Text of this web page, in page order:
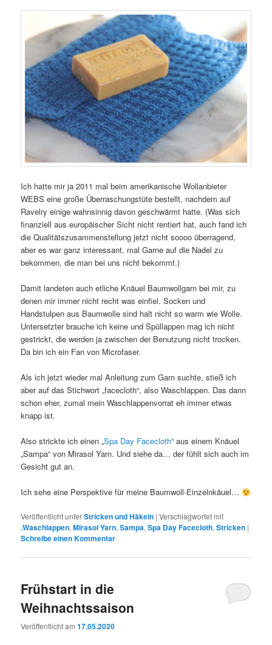
Ich hatte mir ja 2011 mal beim amerikanische Wollanbieter
WEBS eine große Überraschungstüte bestellt, nachdem auf
Ravelry einige wahnsinnig davon geschwärmt hatte. (Was sich
finanziell aus europäischer Sicht nicht rentiert hat, auch fand ich
die Qualitätszusammenstellung jetzt nicht soooo überragend,
aber es war ganz interessant, mal Garne auf die Nadel zu
bekommen, die man bei uns nicht bekommt.)
Damit landeten auch etliche Knäuel Baumwollgarn bei mir, zu
denen mir immer nicht recht was einfiel. Socken und
Handstulpen aus Baumwolle sind halt nicht so warm wie Wolle.
Untersetzter brauche ich keine und Spüllappen mag ich nicht
gestrickt, die werden ja zwischen der Benutzung nicht trocken.
Da bin ich ein Fan von Microfaser.
Als ich jetzt wieder mal Anleitung zum Garn suchte, stieß ich
aber auf das Stichwort „facecloth“, also Waschlappen. Das dann
schon eher, zumal mein Waschlappenvorrat eh immer etwas
knapp ist.
Also strickte ich einen „Spa Day Facecloth“ aus einem Knäuel
„Sampa“ von Mirasol Yarn. Und siehe da… der fühlt sich auch im
Gesicht gut an.
Ich sehe eine Perspektive für meine Baumwoll-Einzelnkäuel…
Veröffentlicht unterStricken und Häkeln |Verschlagwortet mit
.Waschlappen,Mirasol Yarn,Sampa,Spa Day Facecloth,Stricken |
Schreibe einen Kommentar
Frühstart in die
Weihnachtssaison
Veröffentlicht am17.05.2020